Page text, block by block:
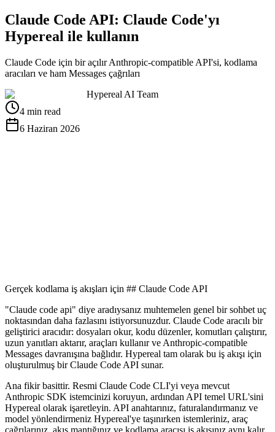
Claude Code API: Claude Code'yı
Hypereal ile kullanın
Claude Code için bir açılır Anthropic-compatible API'si, kodlama
aracıları ve ham Messages çağrıları
Hypereal AI Team
4 min read
6 Haziran 2026
Gerçek kodlama iş akışları için ## Claude Code API
"Claude code api" diye aradıysanız muhtemelen genel bir sohbet uç
noktasından daha fazlasını istiyorsunuzdur. Claude Code aracılı bir
geliştirici aracıdır: dosyaları okur, kodu düzenler, komutları çalıştırır,
uzun yanıtları aktarır, araçları kullanır ve Anthropic-compatible
Messages davranışına bağlıdır. Hypereal tam olarak bu iş akışı için
oluşturulmuş bir Claude Code API sunar.
Ana fikir basittir. Resmi Claude Code CLI'yi veya mevcut
Anthropic SDK istemcinizi koruyun, ardından API temel URL'sini
Hypereal olarak işaretleyin. API anahtarınız, faturalandırmanız ve
model yönlendirmeniz Hypereal'ye taşınırken istemleriniz, araç
çağrılarınız, akış mantığınız ve kodlama aracısı iş akışınız aynı kalır.